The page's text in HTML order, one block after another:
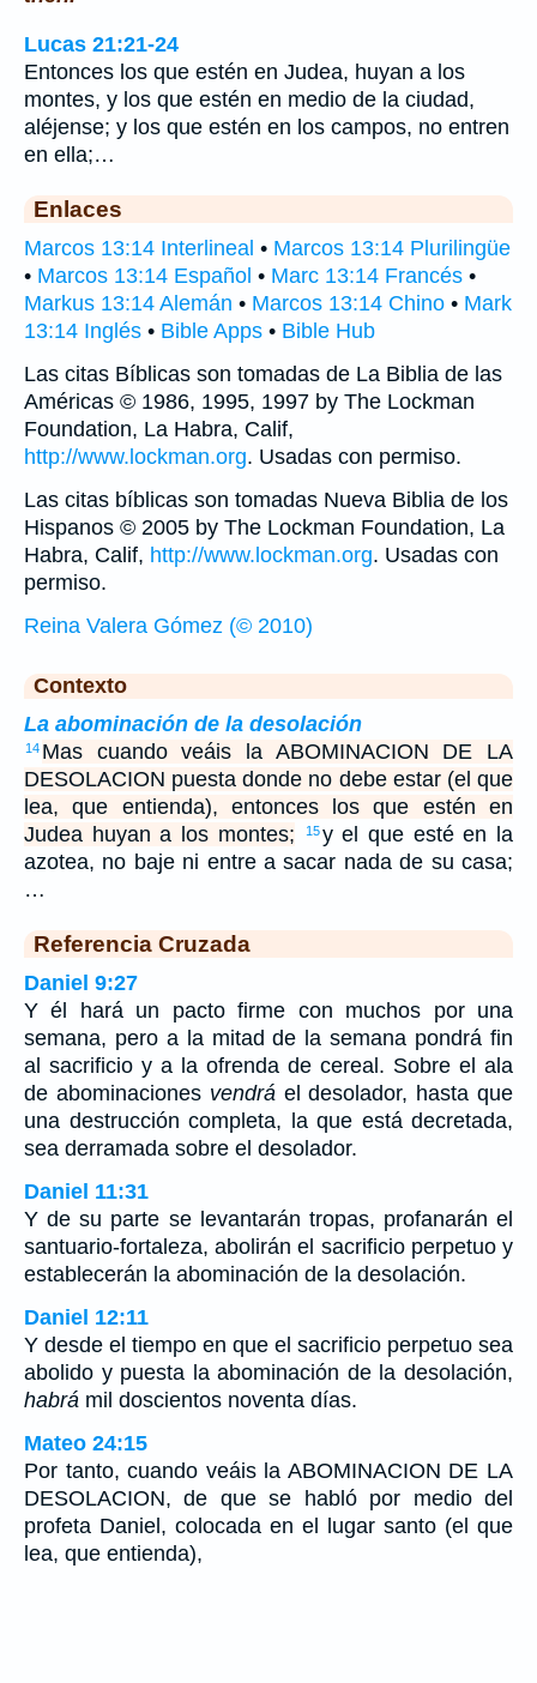
Lucas 21:21-24
Entonces los que estén en Judea, huyan a los
montes, y los que estén en medio de la ciudad,
aléjense; y los que estén en los campos, no entren
en ella;…
Enlaces
Marcos 13:14 Interlineal • Marcos 13:14 Plurilingüe
• Marcos 13:14 Español • Marc 13:14 Francés •
Markus 13:14 Alemán • Marcos 13:14 Chino • Mark
13:14 Inglés • Bible Apps • Bible Hub
Las citas Bíblicas son tomadas de La Biblia de las
Américas © 1986, 1995, 1997 by The Lockman
Foundation, La Habra, Calif,
http://www.lockman.org. Usadas con permiso.
Las citas bíblicas son tomadas Nueva Biblia de los
Hispanos © 2005 by The Lockman Foundation, La
Habra, Calif, http://www.lockman.org. Usadas con
permiso.
Reina Valera Gómez (© 2010)
Contexto
La abominación de la desolación
14 Mas cuando veáis la ABOMINACION DE LA
DESOLACION puesta donde no debe estar (el que
lea, que entienda), entonces los que estén en
Judea huyan a los montes;
15 y el que esté en la
azotea, no baje ni entre a sacar nada de su casa;
…
Referencia Cruzada
Daniel 9:27
Y él hará un pacto firme con muchos por una
semana, pero a la mitad de la semana pondrá fin
al sacrificio y a la ofrenda de cereal. Sobre el ala
de abominaciones vendrá el desolador, hasta que
una destrucción completa, la que está decretada,
sea derramada sobre el desolador.
Daniel 11:31
Y de su parte se levantarán tropas, profanarán el
santuario-fortaleza, abolirán el sacrificio perpetuo y
establecerán la abominación de la desolación.
Daniel 12:11
Y desde el tiempo en que el sacrificio perpetuo sea
abolido y puesta la abominación de la desolación,
habrá mil doscientos noventa días.
Mateo 24:15
Por tanto, cuando veáis la ABOMINACION DE LA
DESOLACION, de que se habló por medio del
profeta Daniel, colocada en el lugar santo (el que
lea, que entienda),